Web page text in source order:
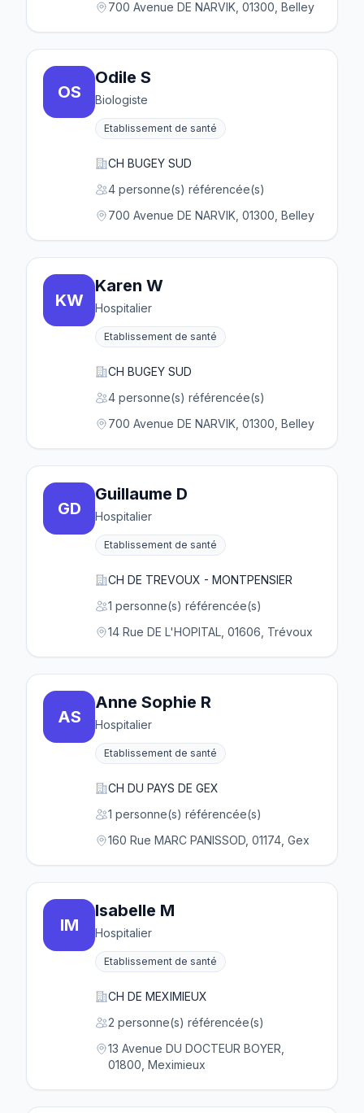
700 Avenue DE NARVIK, 01300, Belley
OS
Odile S
Biologiste
Etablissement de santé
CH BUGEY SUD
4 personne(s) référencée(s)
700 Avenue DE NARVIK, 01300, Belley
KW
Karen W
Hospitalier
Etablissement de santé
CH BUGEY SUD
4 personne(s) référencée(s)
700 Avenue DE NARVIK, 01300, Belley
GD
Guillaume D
Hospitalier
Etablissement de santé
CH DE TREVOUX - MONTPENSIER
1 personne(s) référencée(s)
14 Rue DE L'HOPITAL, 01606, Trévoux
AS
Anne Sophie R
Hospitalier
Etablissement de santé
CH DU PAYS DE GEX
1 personne(s) référencée(s)
160 Rue MARC PANISSOD, 01174, Gex
IM
Isabelle M
Hospitalier
Etablissement de santé
CH DE MEXIMIEUX
2 personne(s) référencée(s)
13 Avenue DU DOCTEUR BOYER,
01800, Meximieux